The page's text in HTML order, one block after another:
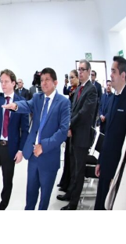
el ‘pop pesado’:
quiere
a una nueva